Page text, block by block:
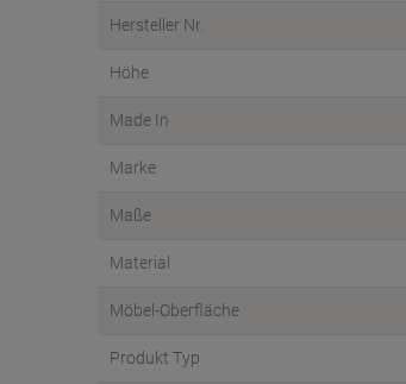
Hersteller Nr.
Höhe
Made In
Marke
Maße
Material
Möbel-Oberfläche
Produkt Typ